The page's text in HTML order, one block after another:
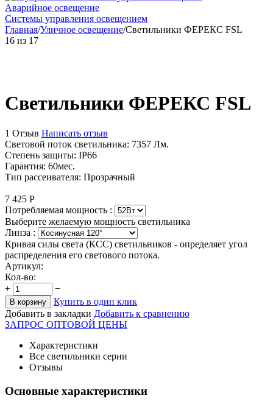
Аварийное освещение
Системы управления освещением
Главная/Уличное освещение/Светильники ФЕРЕКС FSL
16 из 17
Светильники ФЕРЕКС FSL
1 Отзыв Написать отзыв
Световой поток светильника: 7357 Лм.
Степень защиты: IP66
Гарантия: 60мес.
Тип рассеивателя: Прозрачный
7 425 Р
Потребляемая мощность :
Выберите желаемую мощность светильника
Линза :
Кривая силы света (КСС) светильников - определяет угол
распределения его светового потока.
Артикул:
Кол-во:
+
−
В корзину
Купить в один клик
Добавить в закладки Добавить к сравнению
ЗАПРОС ОПТОВОЙ ЦЕНЫ
Характеристики
Все светильники серии
Отзывы
Основные характеристики